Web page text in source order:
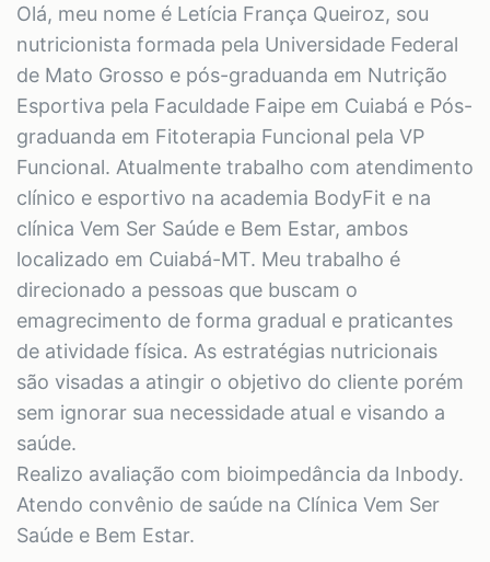
Olá, meu nome é Letícia França Queiroz, sou
nutricionista formada pela Universidade Federal
de Mato Grosso e pós-graduanda em Nutrição
Esportiva pela Faculdade Faipe em Cuiabá e Pós-
graduanda em Fitoterapia Funcional pela VP
Funcional. Atualmente trabalho com atendimento
clínico e esportivo na academia BodyFit e na
clínica Vem Ser Saúde e Bem Estar, ambos
localizado em Cuiabá-MT. Meu trabalho é
direcionado a pessoas que buscam o
emagrecimento de forma gradual e praticantes
de atividade física. As estratégias nutricionais
são visadas a atingir o objetivo do cliente porém
sem ignorar sua necessidade atual e visando a
saúde.
Realizo avaliação com bioimpedância da Inbody.
Atendo convênio de saúde na Clínica Vem Ser
Saúde e Bem Estar.